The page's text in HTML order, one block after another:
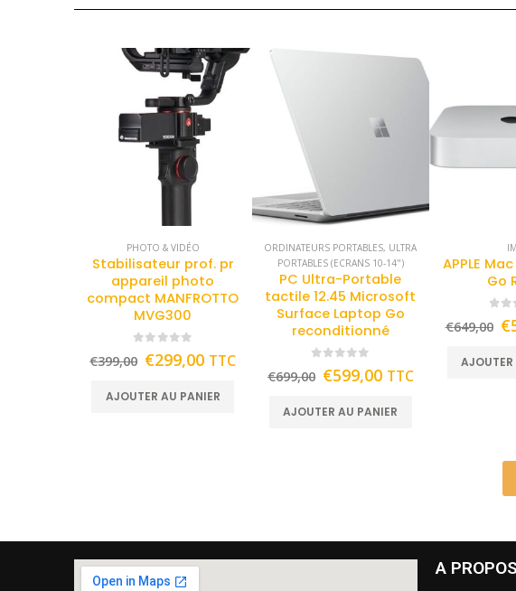
PHOTO & VIDÉO
Stabilisateur prof. pr
appareil photo
compact MANFROTTO
MVG300
€399,00 €299,00 TTC
AJOUTER AU PANIER
ORDINATEURS PORTABLES, ULTRA
PORTABLES (ECRANS 10-14")
PC Ultra-Portable
tactile 12.45 Microsoft
Surface Laptop Go
reconditionné
€699,00 €599,00 TTC
AJOUTER AU PANIER
APPLE
Go
€649,00 €
AJOUTER
A